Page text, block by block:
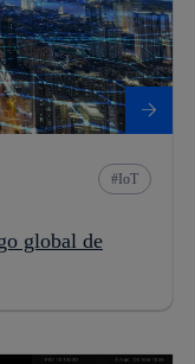
IoT
global de